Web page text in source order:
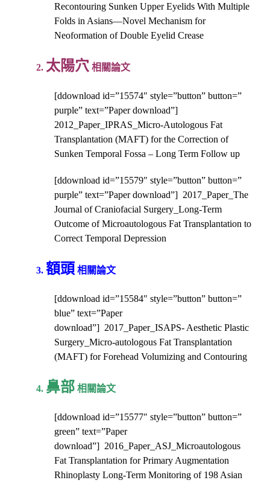
Recontouring Sunken Upper Eyelids With Multiple
Folds in Asians—Novel Mechanism for
Neoformation of Double Eyelid Crease
2. 太陽穴 相關論文
[ddownload id=”15574″ style=”button” button=”
purple” text=”Paper download”]
2012_Paper_IPRAS_Micro-Autologous Fat
Transplantation (MAFT) for the Correction of
Sunken Temporal Fossa – Long Term Follow up
[ddownload id=”15579″ style=”button” button=”
purple” text=”Paper download”] 2017_Paper_The
Journal of Craniofacial Surgery_Long-Term
Outcome of Microautologous Fat Transplantation to
Correct Temporal Depression
3. 額頭 相關論文
[ddownload id=”15584″ style=”button” button=”
blue” text=”Paper
download”] 2017_Paper_ISAPS- Aesthetic Plastic
Surgery_Micro-autologous Fat Transplantation
(MAFT) for Forehead Volumizing and Contouring
4. 鼻部 相關論文
[ddownload id=”15577″ style=”button” button=”
green” text=”Paper
download”] 2016_Paper_ASJ_Microautologous
Fat Transplantation for Primary Augmentation
Rhinoplasty Long-Term Monitoring of 198 Asian